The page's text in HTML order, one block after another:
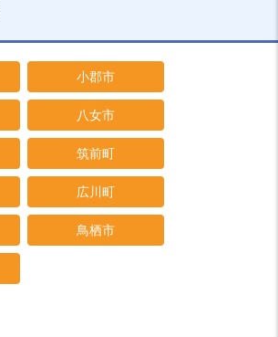
小郡市
八女市
筑前町
広川町
鳥栖市